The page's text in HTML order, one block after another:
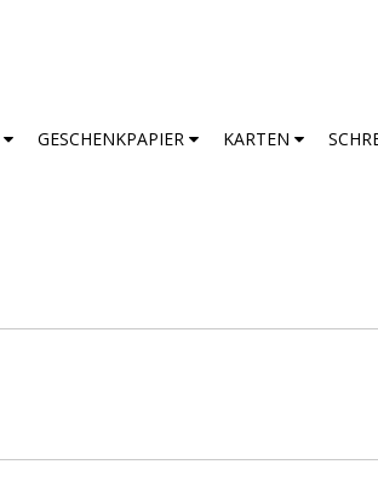
GESCHENKPAPIER KARTEN